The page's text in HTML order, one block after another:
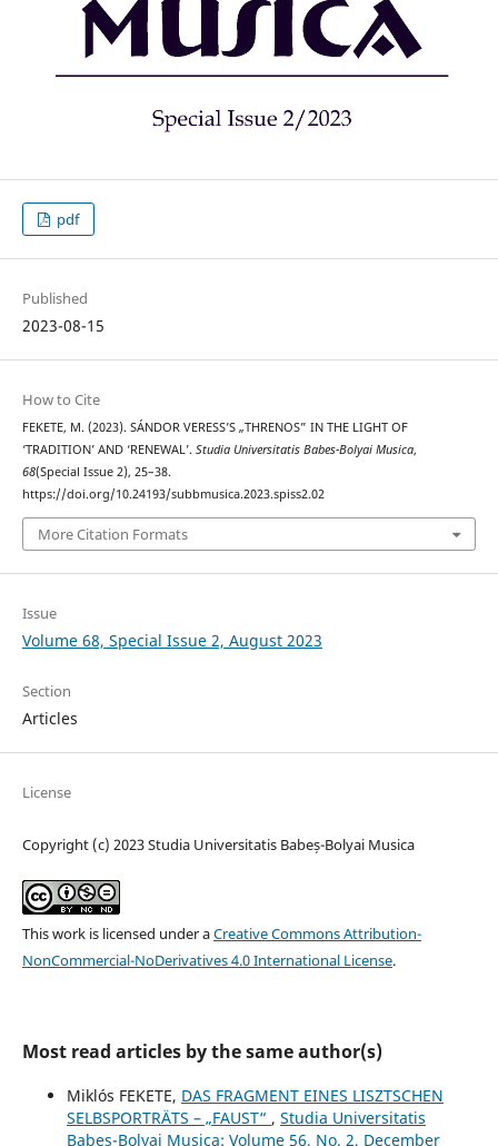
pdf
Published
2023-08-15
How to Cite
FEKETE, M. (2023). SÁNDOR VERESS’S „THRENOS” IN THE LIGHT OF
‘TRADITION’ AND ‘RENEWAL’. Studia Universitatis Babes-Bolyai Musica,
68(Special Issue 2), 25–38.
https://doi.org/10.24193/subbmusica.2023.spiss2.02
More Citation Formats
Issue
Volume 68, Special Issue 2, August 2023
Section
Articles
License
Copyright (c) 2023 Studia Universitatis Babeș-Bolyai Musica
This work is licensed under aCreative Commons Attribution-
NonCommercial-NoDerivatives 4.0 International License.
Most read articles by the same author(s)
Miklós FEKETE, DAS FRAGMENT EINES LISZTSCHEN
SELBSPORTRÄTS – „FAUST“ , Studia Universitatis
Babes-Bolyai Musica: Volume 56, No. 2, December